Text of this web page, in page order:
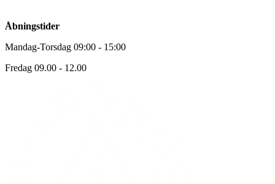
Åbningstider
Mandag-Torsdag 09:00 - 15:00
Fredag 09.00 - 12.00